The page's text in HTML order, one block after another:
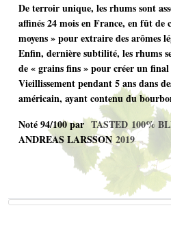
De terroir unique, les rhums sont
affinés 24 mois en France, en fût de
moyens » pour extraire des arômes
Enfin, dernière subtilité, les rhums
de « grains fins » pour créer un
Vieillissement pendant 5 ans dans
américain, ayant contenu du
Noté 94/100 par TASTED 100%
ANDREAS LARSSON2019